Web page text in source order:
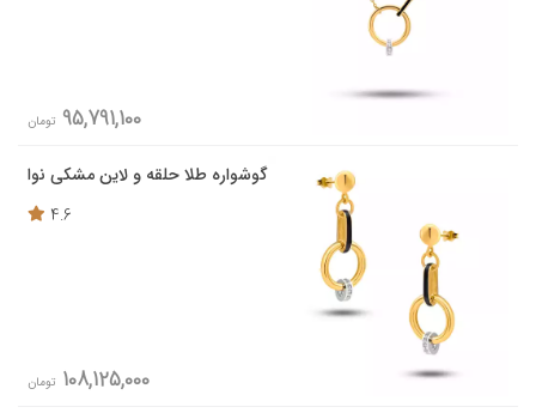
95,791,100 تومان
گوشواره طلا حلقه و لاین مشکی نوا
4.6
108,125,000 تومان